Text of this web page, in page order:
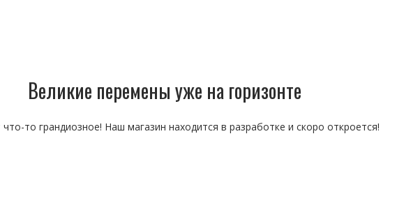
Великие перемены уже на горизонте
что-то грандиозное! Наш магазин находится в разработке и скоро откроется!